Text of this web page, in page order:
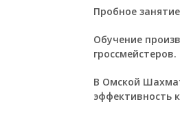
Пробное
Обучение
гроссмейстеров.
В Омской
эффективность